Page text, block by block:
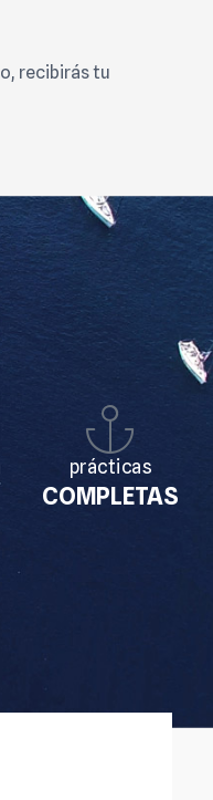
recibirás tu
prácticas
COMPLETAS